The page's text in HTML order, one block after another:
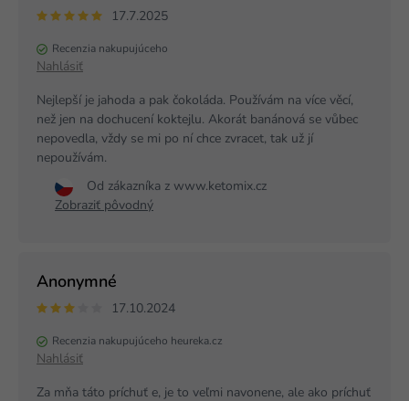
17.7.2025
Recenzia nakupujúceho
Nahlásiť
Nejlepší je jahoda a pak čokoláda. Používám na více věcí,
než jen na dochucení koktejlu. Akorát banánová se vůbec
nepovedla, vždy se mi po ní chce zvracet, tak už jí
nepoužívám.
Od zákazníka z www.ketomix.cz
Zobraziť pôvodný
Anonymné
17.10.2024
Recenzia nakupujúceho heureka.cz
Nahlásiť
Za mňa táto príchuť e, je to veľmi navonene, ale ako príchuť